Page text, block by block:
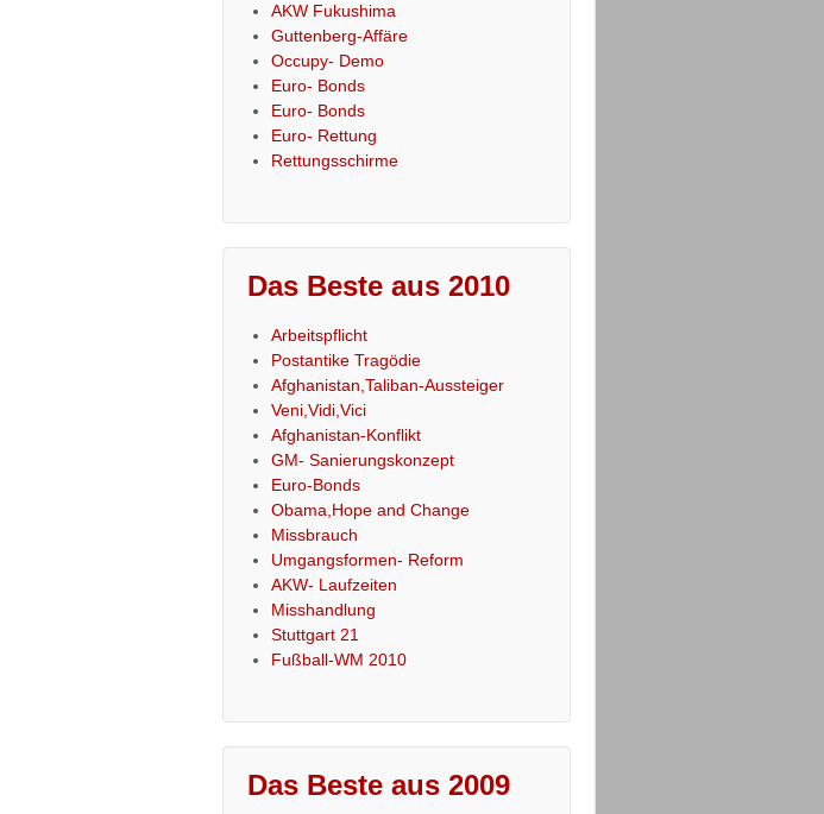
AKW Fukushima
Guttenberg-Affäre
Occupy- Demo
Euro- Bonds
Euro- Bonds
Euro- Rettung
Rettungsschirme
Das Beste aus 2010
Arbeitspflicht
Postantike Tragödie
Afghanistan,Taliban-Aussteiger
Veni,Vidi,Vici
Afghanistan-Konflikt
GM- Sanierungskonzept
Euro-Bonds
Obama,Hope and Change
Missbrauch
Umgangsformen- Reform
AKW- Laufzeiten
Misshandlung
Stuttgart 21
Fußball-WM 2010
Das Beste aus 2009